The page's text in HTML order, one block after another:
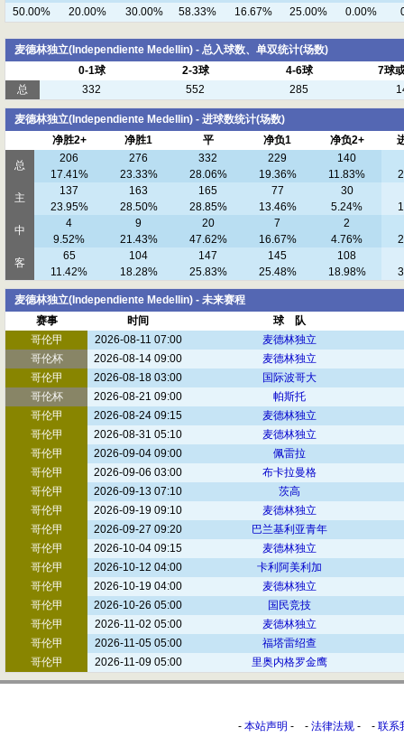
50.00%
20.00% 30.00% 58.33% 16.67% 25.00% 0.00%
麦德林独立(Independiente Medellin) - 总入球数、单双统计(场数)
0-1球
2-3球 4-6球
7球
总
332 552 285
麦德林独立(Independiente Medellin) - 进球数统计(场数)
净胜2+
净胜1 平 净负1 净负2+
总
206 276 332 229
140
17.41%
23.33% 28.06% 19.36% 11.83%
主
137 163 165 77
30
23.95%
28.50% 28.85% 13.46% 5.24%
中
4 9 20 7
2
9.52%
21.43% 47.62% 16.67% 4.76%
客
65 104 147 145
108
11.42%
18.28% 25.83% 25.48% 18.98%
麦德林独立(Independiente Medellin) - 未来赛程
赛事
时间
球 队
哥伦甲
2026-08-11 07:00
麦德林独立
哥伦杯
2026-08-14 09:00
麦德林独立
哥伦甲
2026-08-18 03:00
国际波哥大
哥伦杯
2026-08-21 09:00
帕斯托
哥伦甲
2026-08-24 09:15
麦德林独立
哥伦甲
2026-08-31 05:10
麦德林独立
哥伦甲
2026-09-04 09:00
佩雷拉
哥伦甲
2026-09-06 03:00
布卡拉曼格
哥伦甲
2026-09-13 07:10
茨高
哥伦甲
2026-09-19 09:10
麦德林独立
哥伦甲
2026-09-27 09:20
巴兰基利亚青年
哥伦甲
2026-10-04 09:15
麦德林独立
哥伦甲
2026-10-12 04:00
卡利阿美利加
哥伦甲
2026-10-19 04:00
麦德林独立
哥伦甲
2026-10-26 05:00
国民竞技
哥伦甲
2026-11-02 05:00
麦德林独立
哥伦甲
2026-11-05 05:00
福塔雷绍查
哥伦甲
2026-11-09 05:00 里奥内格罗金鹰
- 本站声明 - - 法律法规 - - 联系